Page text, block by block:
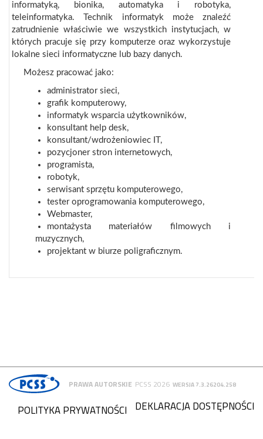
informatyką, bionika, automatyka i robotyka,
teleinformatyka. Technik informatyk może znaleźć
zatrudnienie właściwie we wszystkich instytucjach, w
których pracuje się przy komputerze oraz wykorzystuje
lokalne sieci informatyczne lub bazy danych.
Możesz pracować jako:
administrator sieci,
grafik komputerowy,
informatyk wsparcia użytkowników,
konsultant help desk,
konsultant/wdrożeniowiec IT,
pozycjoner stron internetowych,
programista,
robotyk,
serwisant sprzętu komputerowego,
tester oprogramowania komputerowego,
Webmaster,
montażysta materiałów filmowych i
muzycznych,
projektant w biurze poligraficznym.
PRAWA AUTORSKIE PCSS 2026 WERSJA 7.3.26204.258
DEKLARACJA DOSTĘPNOŚCI
POLITYKA PRYWATNOŚCI